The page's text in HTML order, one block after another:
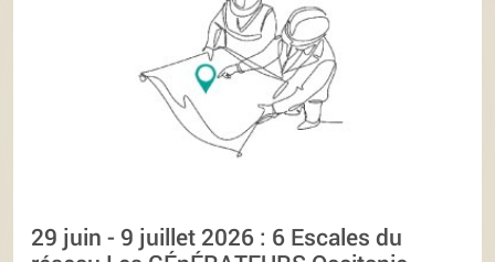
29 juin - 9 juillet 2026 : 6 Escales du